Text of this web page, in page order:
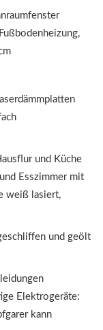
und Küche
Esszimmer mit
weiß lasiert,
und geölt
Elektrogeräte:
kann